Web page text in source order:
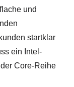
und
startklar
ein Intel-
Core-Reihe